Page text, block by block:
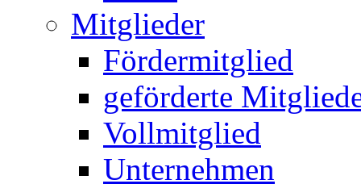
Mitglieder
Fördermitglied
geförderte
Vollmitglied
Unternehmen